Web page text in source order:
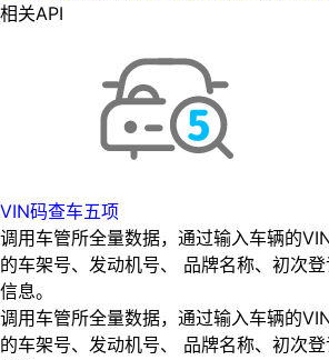
相关API
VIN码查车五项
调用车管所全量数据，通过输入车辆的
的车架号、发动机号、 品牌名称、初次
信息。
调用车管所全量数据，通过输入车辆的
的车架号、发动机号、 品牌名称、初次